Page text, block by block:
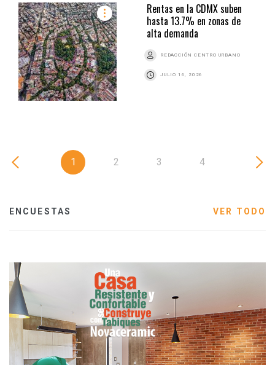
Rentas en la CDMX suben
hasta 13.7% en zonas de
alta demanda
REDACCIÓN CENTRO URBANO
JULIO 16, 2026
1 2 3 4
ENCUESTAS VER TODO